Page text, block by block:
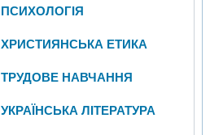
ПСИХОЛОГІЯ
ХРИСТИЯНСЬКА ЕТИКА
ТРУДОВЕ НАВЧАННЯ
УКРАЇНСЬКА ЛІТЕРАТУРА